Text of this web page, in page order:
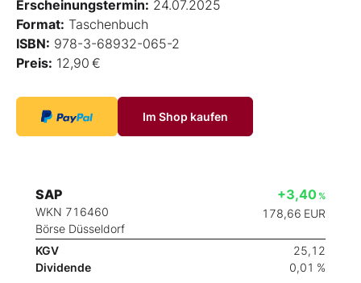
Erscheinungstermin: 24.07.2025
Format: Taschenbuch
ISBN: 978-3-68932-065-2
Preis: 12,90 €
Im Shop kaufen
SAP
WKN 716460
Börse Düsseldorf
+3,40 %
178,66 EUR
KGV
25,12
Dividende
0,01 %